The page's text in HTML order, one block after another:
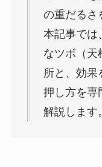
の重だるさ
本記事では
なツボ（天
所と、効果
押し方を専
解説します。